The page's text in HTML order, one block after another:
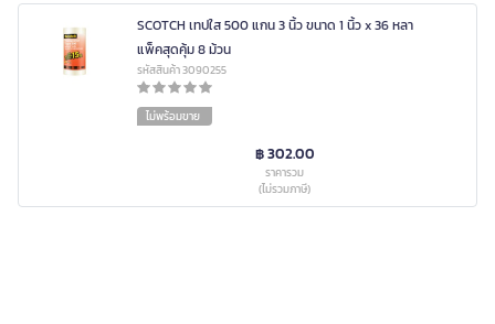
SCOTCH เทปใส 500 แกน 3 นิ้ว ขนาด 1 นิ้ว x 36 หลา
แพ็คสุดคุ้ม 8 ม้วน
รหัสสินค้า 3090255
ไม่พร้อมขาย
฿ 302.00
ราคารวม
(ไม่รวมภาษี)